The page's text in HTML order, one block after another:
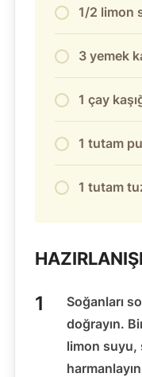
1/2 limon
3 yemek
1 çay
1 tutam
1 tutam
HAZIRLANIŞI
Soğanları
doğrayın.
limon suyu,